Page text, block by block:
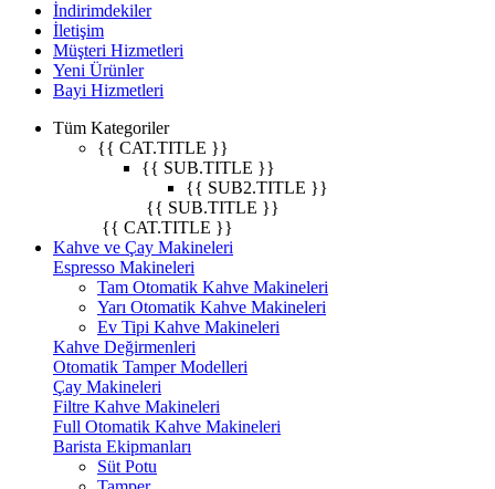
İndirimdekiler
İletişim
Müşteri Hizmetleri
Yeni Ürünler
Bayi Hizmetleri
Tüm Kategoriler
{{ CAT.TITLE }}
{{ SUB.TITLE }}
{{ SUB2.TITLE }}
{{ SUB.TITLE }}
{{ CAT.TITLE }}
Kahve ve Çay Makineleri
Espresso Makineleri
Tam Otomatik Kahve Makineleri
Yarı Otomatik Kahve Makineleri
Ev Tipi Kahve Makineleri
Kahve Değirmenleri
Otomatik Tamper Modelleri
Çay Makineleri
Filtre Kahve Makineleri
Full Otomatik Kahve Makineleri
Barista Ekipmanları
Süt Potu